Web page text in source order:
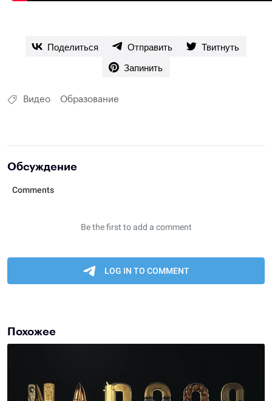
Поделиться Отправить
Твитнуть
Запинить
Видео Образование
Обсуждение
Похожее